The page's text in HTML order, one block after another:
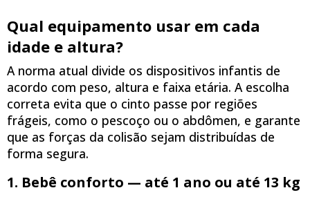
Qual equipamento usar em cada
idade e altura?
A norma atual divide os dispositivos infantis de
acordo com peso, altura e faixa etária. A escolha
correta evita que o cinto passe por regiões
frágeis, como o pescoço ou o abdômen, e garante
que as forças da colisão sejam distribuídas de
forma segura.
1. Bebê conforto — até 1 ano ou até 13 kg